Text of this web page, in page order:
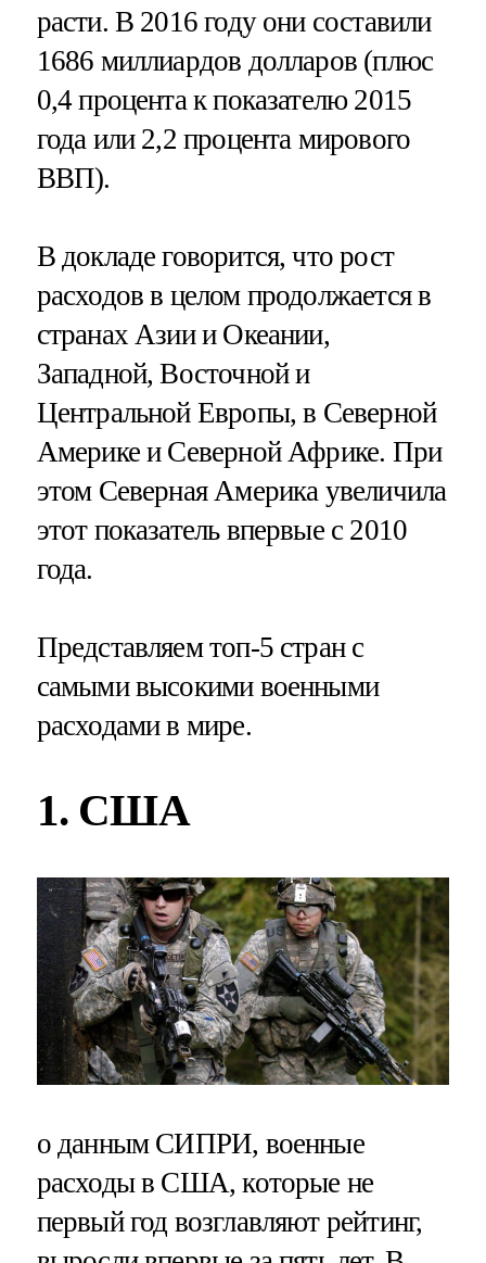
расти. В 2016 году они составили
1686 миллиардов долларов (плюс
0,4 процента к показателю 2015
года или 2,2 процента мирового
ВВП).
В докладе говорится, что рост
расходов в целом продолжается в
странах Азии и Океании,
Западной, Восточной и
Центральной Европы, в Северной
Америке и Северной Африке. При
этом Северная Америка увеличила
этот показатель впервые с 2010
года.
Представляем топ-5 стран с
самыми высокими военными
расходами в мире.
1. США
о данным СИПРИ, военные
расходы в США, которые не
первый год возглавляют рейтинг,